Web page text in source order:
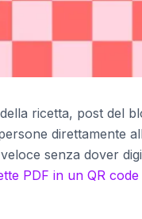
ricetta, post del
direttamente
senza dover
PDF in un QR code